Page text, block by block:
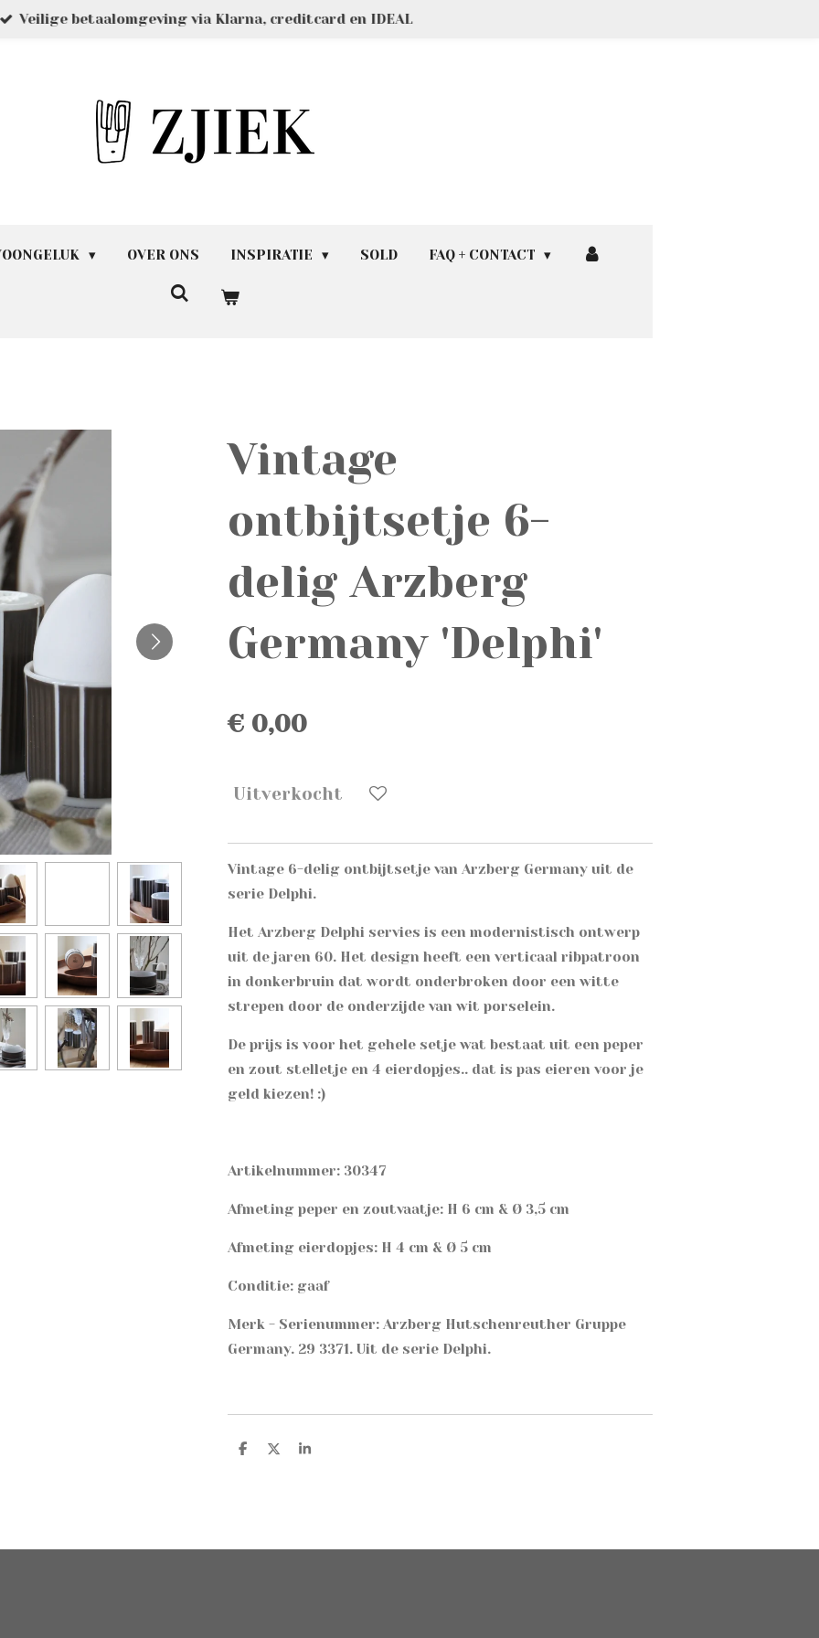
Veilige betaalomgeving via Klarna, creditcard en IDEAL
OVER ONS INSPIRATIE SOLD FAQ + CONTACT
Vintage
ontbijtsetje 6-
delig Arzberg
Germany 'Delphi'
€ 0,00
Uitverkocht
Vintage 6-delig ontbijtsetje van Arzberg Germany uit de
serie Delphi.
Het Arzberg Delphi servies is een modernistisch ontwerp
uit de jaren 60. Het design heeft een verticaal ribpatroon
in donkerbruin dat wordt onderbroken door een witte
strepen door de onderzijde van wit porselein.
De prijs is voor het gehele setje wat bestaat uit een peper
en zout stelletje en 4 eierdopjes.. dat is pas eieren voor je
geld kiezen! :)
Artikelnummer: 30347
Afmeting peper en zoutvaatje: H 6 cm & Ø 3,5 cm
Afmeting eierdopjes: H 4 cm & Ø 5 cm
Conditie: gaaf
Merk - Serienummer: Arzberg Hutschenreuther Gruppe
Germany. 29 3371. Uit de serie Delphi.
D
D
S